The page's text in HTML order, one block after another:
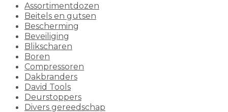
Assortimentdozen
Beitels en gutsen
Bescherming
Beveiliging
Blikscharen
Boren
Compressoren
Dakbranders
David Tools
Deurstoppers
Divers gereedschap